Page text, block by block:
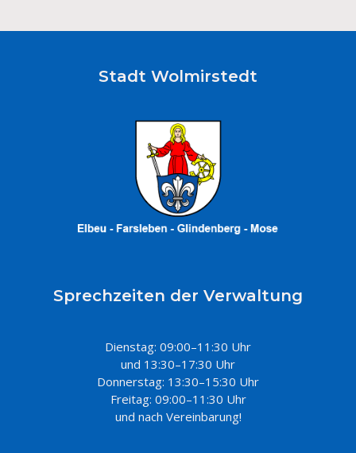
Stadt Wolmirstedt
Sprechzeiten der Verwaltung
Dienstag: 09:00–11:30 Uhr
und 13:30–17:30 Uhr
Donnerstag: 13:30–15:30 Uhr
Freitag: 09:00–11:30 Uhr
und nach Vereinbarung!